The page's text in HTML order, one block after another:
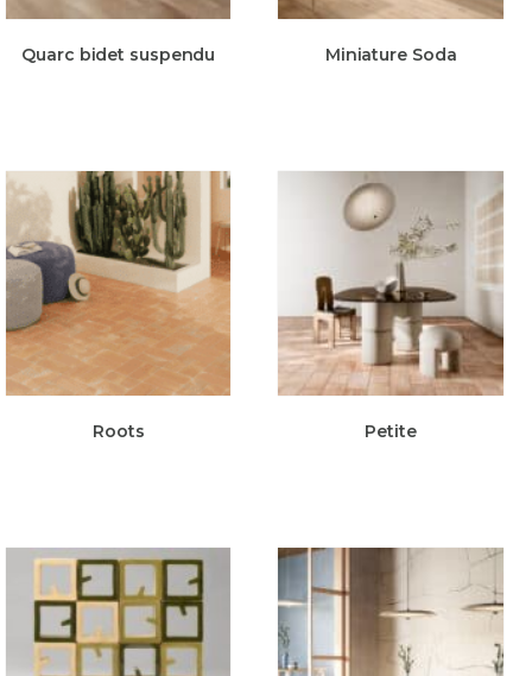
Quarc bidet suspendu Miniature Soda
Roots Petite